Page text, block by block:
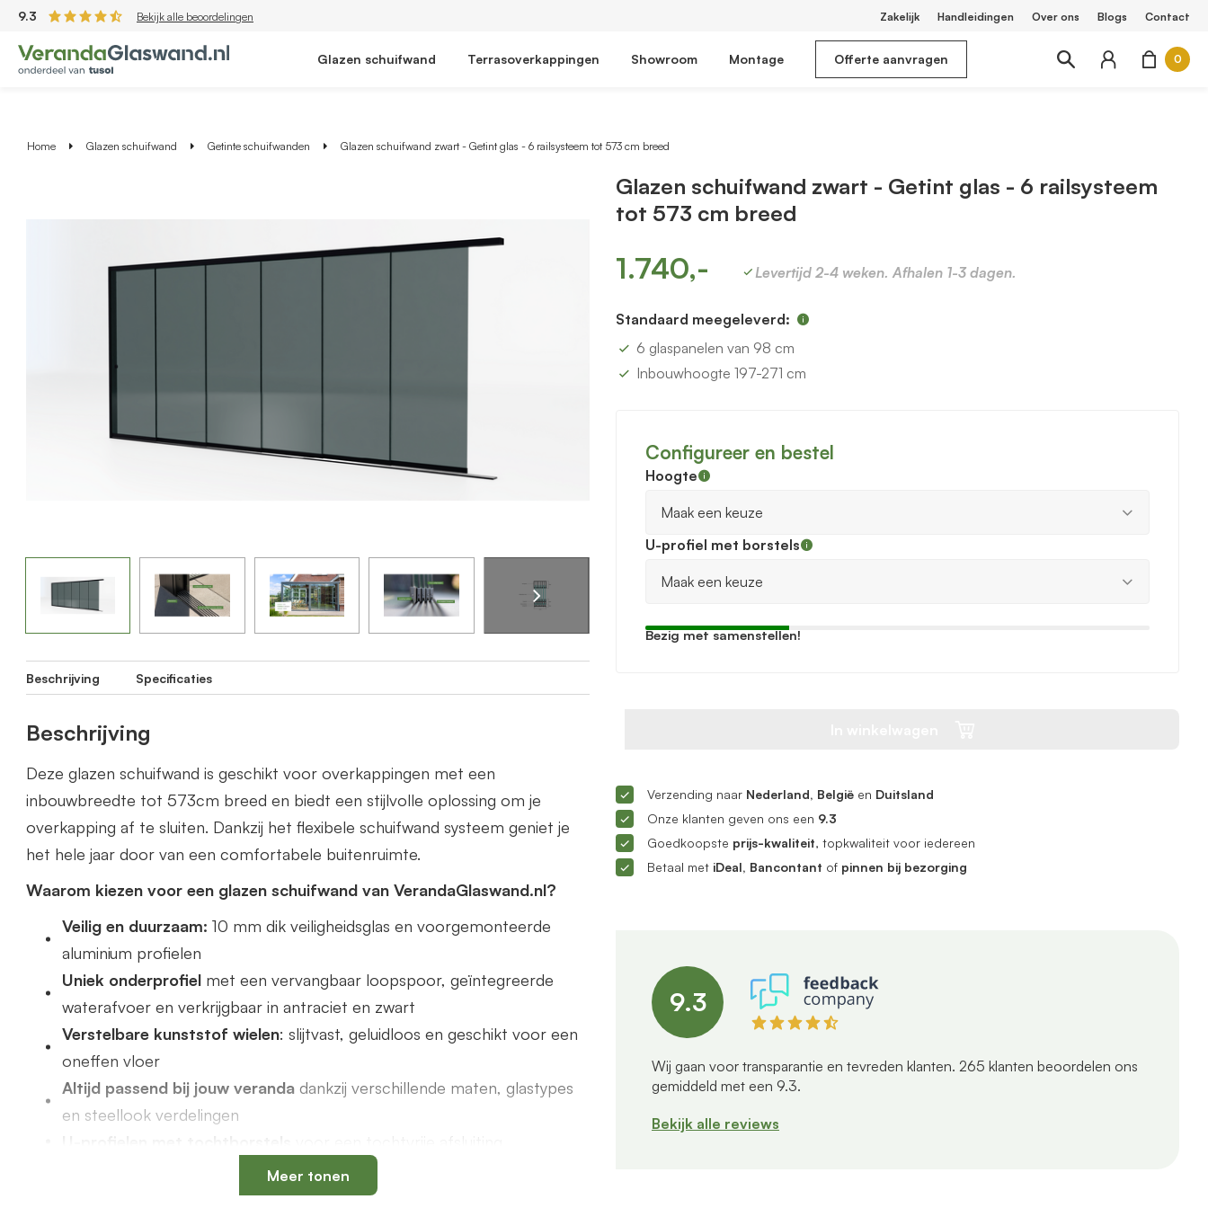
9.3 Bekijk alle beoordelingen Zakelijk Handleidingen Over ons Blogs Contact
Glazen schuifwand Terrasoverkappingen Showroom Montage Offerte aanvragen 0
Home Glazen schuifwand Getinte schuifwanden Glazen schuifwand zwart - Getint glas - 6 railsysteem tot 573 cm breed
Beschrijving Specificaties
Beschrijving
Deze glazen schuifwand is geschikt voor overkappingen met een
inbouwbreedte tot 573cm breed en biedt een stijlvolle oplossing om je
overkapping af te sluiten. Dankzij het flexibele schuifwand systeem geniet je
het hele jaar door van een comfortabele buitenruimte.
Waarom kiezen voor een glazen schuifwand van VerandaGlaswand.nl?
Veilig en duurzaam: 10 mm dik veiligheidsglas en voorgemonteerde
aluminium profielen
Uniek onderprofiel met een vervangbaar loopspoor, geïntegreerde
waterafvoer en verkrijgbaar in antraciet en zwart
Verstelbare kunststof wielen: slijtvast, geluidloos en geschikt voor een
oneffen vloer
Altijd passend bij jouw veranda dankzij verschillende maten, glastypes
en steellook verdelingen
Meer tonen
Glazen schuifwand zwart - Getint glas - 6 railsysteem
tot 573 cm breed
1.740,- Levertijd 2-4 weken. Afhalen 1-3 dagen.
Standaard meegeleverd:
6 glaspanelen van 98 cm
Inbouwhoogte 197-271 cm
Configureer en bestel
Hoogte
U-profiel met borstels
Bezig met samenstellen!
Verzending naar Nederland, België en Duitsland
Onze klanten geven ons een 9.3
Goedkoopste prijs-kwaliteit, topkwaliteit voor iedereen
Betaal met iDeal, Bancontant of pinnen bij bezorging
9.3
Wij gaan voor transparantie en tevreden klanten. 265 klanten beoordelen ons
gemiddeld met een 9.3.
Bekijk alle reviews